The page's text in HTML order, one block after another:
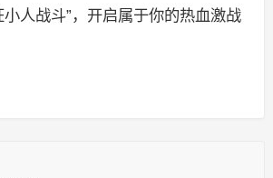
小人战斗”，开启属于你的热血激战